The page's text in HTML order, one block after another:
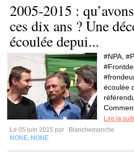
2005-2015 :
ces dix ans ? Une
écoulée depui...
#NPA,
écoulée
Lire la
Le 05 juin 2015 par
Blanchemanche
NONE NONE